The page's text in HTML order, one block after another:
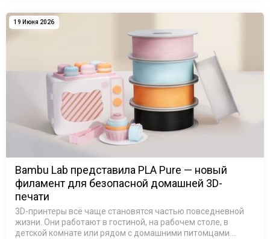
металлические формы, …
19 Июня 2026
Bambu Lab представила PLA Pure — новый
филамент для безопасной домашней 3D-
печати
3D-принтеры всё чаще становятся частью повседневной
жизни. Они работают в гостиной, на рабочем столе, в
детской комнате или рядом с домашними питомцами.